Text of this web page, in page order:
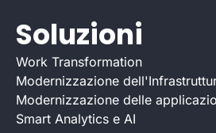
Soluzioni
Work Transformation
Modernizzazione
Modernizzazione delle
Smart Analytics e AI